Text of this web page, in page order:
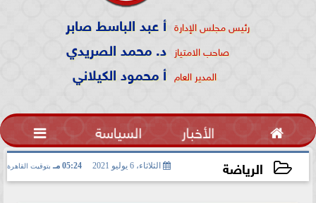
رئيس مجلس الإدارة أ عبد الباسط صابر
صاحب الامتياز د. محمد الصريدي
المدير العام أ محمود الكيلاني
 الأخبار السياسة 
الرياضة الثلاثاء، 6 يوليو 2021 05:24 مـ بتوقيت القاهرة